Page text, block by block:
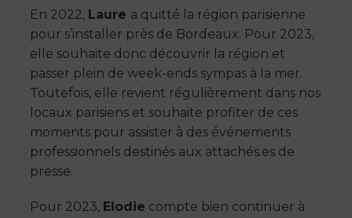
En 2022, Laure a quitté la région parisienne
pour s’installer près de Bordeaux. Pour 2023,
elle souhaite donc découvrir la région et
passer plein de week-ends sympas à la mer.
Toutefois, elle revient régulièrement dans nos
locaux parisiens et souhaite profiter de ces
moments pour assister à des événements
professionnels destinés aux attachés.es de
presse.
Pour 2023, Elodie compte bien continuer à